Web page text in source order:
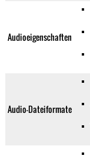
Audioeigenschaften
Audio-Dateiformate